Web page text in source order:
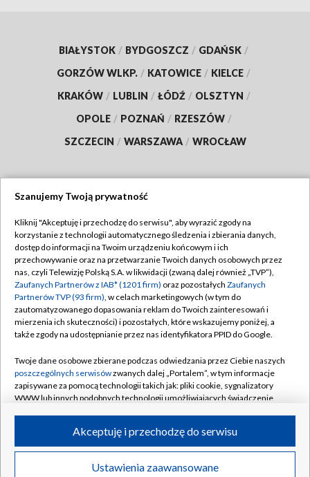
BIAŁYSTOK / BYDGOSZCZ / GDAŃSK /
GORZÓW WLKP. / KATOWICE / KIELCE /
KRAKÓW / LUBLIN / ŁÓDŹ / OLSZTYN /
OPOLE / POZNAŃ / RZESZÓW /
SZCZECIN / WARSZAWA / WROCŁAW
TVP
Abonament TVP
Emisja w TVP
Centrum informacji TVP
Naziemna Telewizja Cyfrowa
Rada Programowa
System NOS
Informacje o nadawcy
Program dla prasy
Regulamin TVP
Polityka prywatności
Moje zgody
Pomoc
Kontakt
Kanały
©2026 Telewizja Polska S.A. w likwidacji
Szanujemy Twoją prywatność
Kliknij "Akceptuję i przechodzę do serwisu", aby wyrazić zgody na
korzystanie z technologii automatycznego śledzenia i zbierania danych,
dostęp do informacji na Twoim urządzeniu końcowym i ich
przechowywanie oraz na przetwarzanie Twoich danych osobowych przez
nas, czyli Telewizję Polską S.A. w likwidacji (zwaną dalej również „TVP”),
Zaufanych Partnerów z IAB* (1201 firm) oraz pozostałych Zaufanych
Partnerów TVP (93 firm), w celach marketingowych (w tym do
zautomatyzowanego dopasowania reklam do Twoich zainteresowań i
mierzenia ich skuteczności) i pozostałych, które wskazujemy poniżej, a
także zgody na udostępnianie przez nas identyfikatora PPID do Google.
Twoje dane osobowe zbierane podczas odwiedzania przez Ciebie naszych
poszczególnych serwisówzwanych dalej „Portalem”, w tym informacje
zapisywane za pomocą technologii takich jak: pliki cookie, sygnalizatory
WWW lub innych podobnych technologii umożliwiających świadczenie
ruchu w Internecie.
Twoje dane osobowe zbierane podczas odwiedzania przez Ciebie
poszczególnych serwisówna Portalu, takie jak adresy IP, identyfikatory
Ustawienia zaawansowane
Akceptuję i przechodzę do serwisu